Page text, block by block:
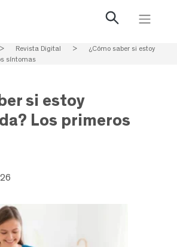
> Revista Digital >
¿Cómo saber si estoy
síntomas
si estoy
Los primeros